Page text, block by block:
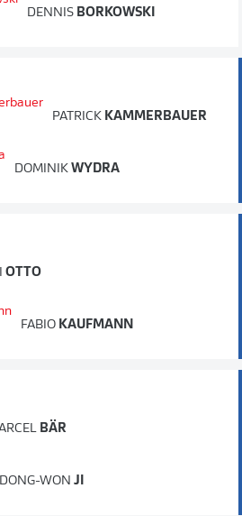
DENNIS BORKOWSKI
PATRICK KAMMERBAUER
DOMINIK WYDRA
OTTO
FABIO KAUFMANN
BÄR
DONG-WON JI